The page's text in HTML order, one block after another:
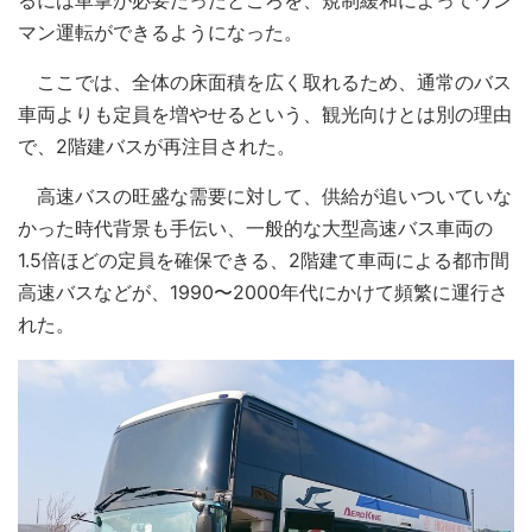
マン運転ができるようになった。
ここでは、全体の床面積を広く取れるため、通常のバス
車両よりも定員を増やせるという、観光向けとは別の理由
で、2階建バスが再注目された。
高速バスの旺盛な需要に対して、供給が追いついていな
かった時代背景も手伝い、一般的な大型高速バス車両の
1.5倍ほどの定員を確保できる、2階建て車両による都市間
高速バスなどが、1990〜2000年代にかけて頻繁に運行さ
れた。